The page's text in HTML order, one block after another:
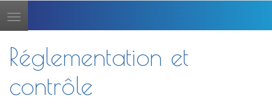
Toggle
navigation
Réglementation et
contrôle